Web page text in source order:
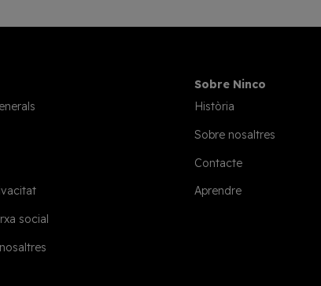
social
Sobre Ninco
Història
Sobre nosaltres
Contacte
Aprendre